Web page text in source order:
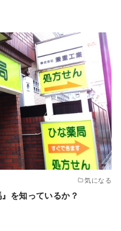
気になる
を知っているか？